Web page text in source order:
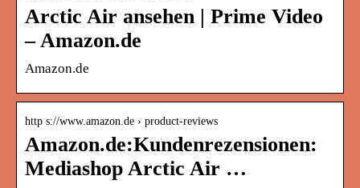
Arctic Air ansehen | Prime Video
– Amazon.de
Amazon.de
http s://www.amazon.de › product-reviews
Amazon.de:Kundenrezensionen:
Mediashop Arctic Air …